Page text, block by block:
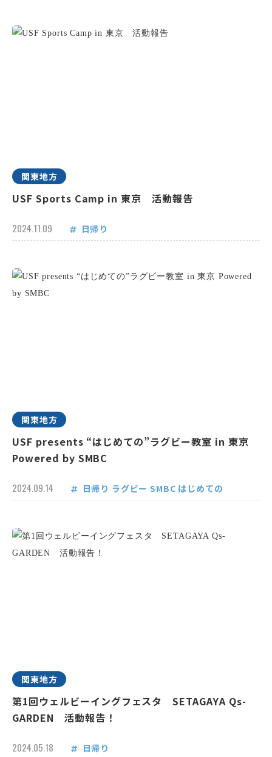
関東地方
USF Sports Camp in 東京 活動報告
2024.11.09 日帰り
関東地方
USF presents “はじめての”ラグビー教室 in 東京
Powered by SMBC
2024.09.14 日帰り ラグビー SMBC はじめての
関東地方
第1回ウェルビーイングフェスタ SETAGAYA Qs-
GARDEN 活動報告！
2024.05.18 日帰り